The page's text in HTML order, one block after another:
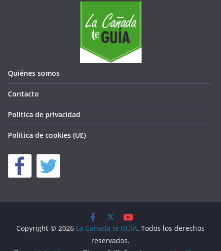
Quiénes somos
Contacto
Política de privacidad
Política de cookies (UE)
Copyright © 2026 La Cañada te GUÍA. Todos los derechos
reservados.